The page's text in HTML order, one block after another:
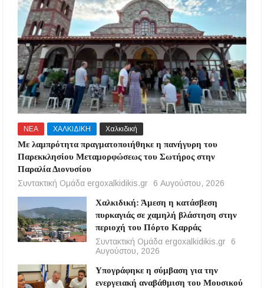
ΝΕΑ ΧΑΛΚΙΔΙΚΗ Χαλκιδική
Με λαμπρότητα πραγματοποιήθηκε η πανήγυρη του
Παρεκκλησίου Μεταμορφώσεως του Σωτήρος στην
Παραλία Διονυσίου
Συντακτική Ομάδα ergoxalkidikis.gr
6 Αυγούστου, 2026
Χαλκιδική: Άμεση η κατάσβεση
πυρκαγιάς σε χαμηλή βλάστηση στην
περιοχή του Πόρτο Καρράς
Συντακτική Ομάδα ergoxalkidikis.gr
6
Αυγούστου, 2026
Υπογράφηκε η σύμβαση για την
ενεργειακή αναβάθμιση του Μουσικού